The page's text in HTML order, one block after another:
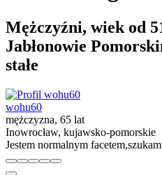
Mężczyźni, wiek od
Jabłonowie
stałe
wohu60
mężczyzna, 65 lat
Inowrocław, kujawsko-pomorskie
Jestem normalnym